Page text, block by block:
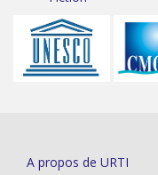
A propos de URTI